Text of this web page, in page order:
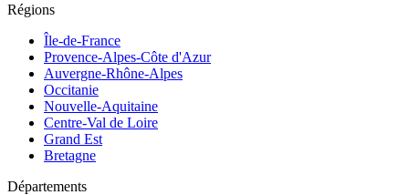
Régions
Île-de-France
Provence-Alpes-Côte d'Azur
Auvergne-Rhône-Alpes
Occitanie
Nouvelle-Aquitaine
Centre-Val de Loire
Grand Est
Bretagne
Départements